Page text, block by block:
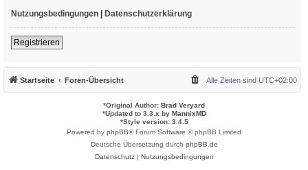
Nutzungsbedingungen | Datenschutzerklärung
Registrieren
Startseite Foren-Übersicht Alle Zeiten sind UTC+02:00
*Original Author: Brad Veryard
*Updated to 3.3.x by MannixMD
*Style version: 3.4.5
Powered by phpBB® Forum Software © phpBB Limited
Deutsche Übersetzung durch phpBB.de
Datenschutz| Nutzungsbedingungen